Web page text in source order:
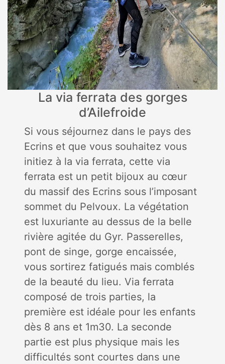
La via ferrata des gorges
d’Ailefroide
Si vous séjournez dans le pays des
Ecrins et que vous souhaitez vous
initiez à la via ferrata, cette via
ferrata est un petit bijoux au cœur
du massif des Ecrins sous l’imposant
sommet du Pelvoux. La végétation
est luxuriante au dessus de la belle
rivière agitée du Gyr. Passerelles,
pont de singe, gorge encaissée,
vous sortirez fatigués mais comblés
de la beauté du lieu. Via ferrata
composé de trois parties, la
première est idéale pour les enfants
dès 8 ans et 1m30. La seconde
partie est plus physique mais les
difficultés sont courtes dans une